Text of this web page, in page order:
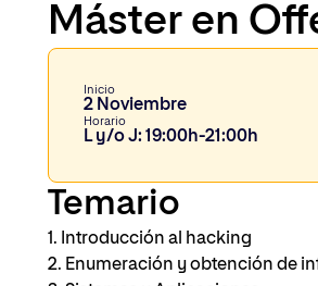
Máster en
Inicio
2 Noviembre
Horario
L y/o J: 19:00h-21:00h
Temario
1. Introducción al hacking
2. Enumeración y obtención de